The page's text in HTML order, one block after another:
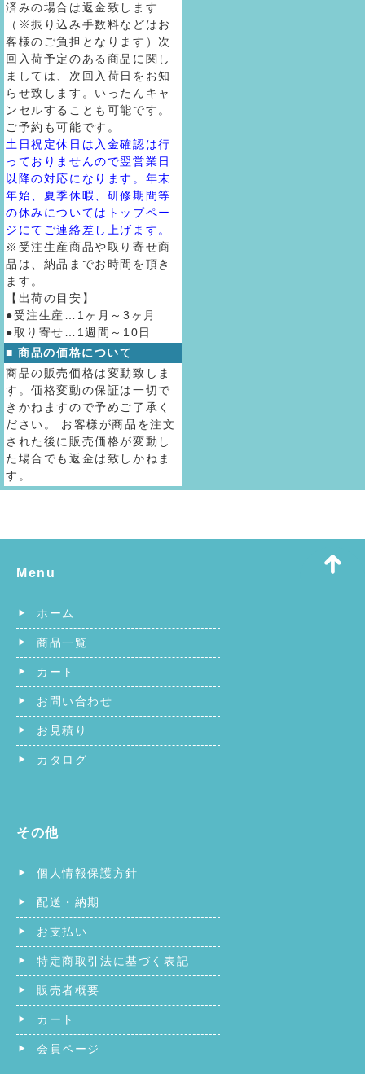
済みの場合は返金致します
（※振り込み手数料などはお
客様のご負担となります）次
回入荷予定のある商品に関し
ましては、次回入荷日をお知
らせ致します。いったんキャ
ンセルすることも可能です。
ご予約も可能です。
土日祝定休日は入金確認は行
っておりませんので翌営業日
以降の対応になります。年末
年始、夏季休暇、研修期間等
の休みについてはトップペー
ジにてご連絡差し上げます。
※受注生産商品や取り寄せ商
品は、納品までお時間を頂き
ます。
【出荷の目安】
●受注生産…1ヶ月～3ヶ月
●取り寄せ…1週間～10日
■ 商品の価格について
商品の販売価格は変動致しま
す。価格変動の保証は一切で
きかねますので予めご了承く
ださい。 お客様が商品を注文
された後に販売価格が変動し
た場合でも返金は致しかねま
す。
Menu
ホーム
商品一覧
カート
お問い合わせ
お見積り
カタログ
その他
個人情報保護方針
配送・納期
お支払い
特定商取引法に基づく表記
販売者概要
カート
会員ページ